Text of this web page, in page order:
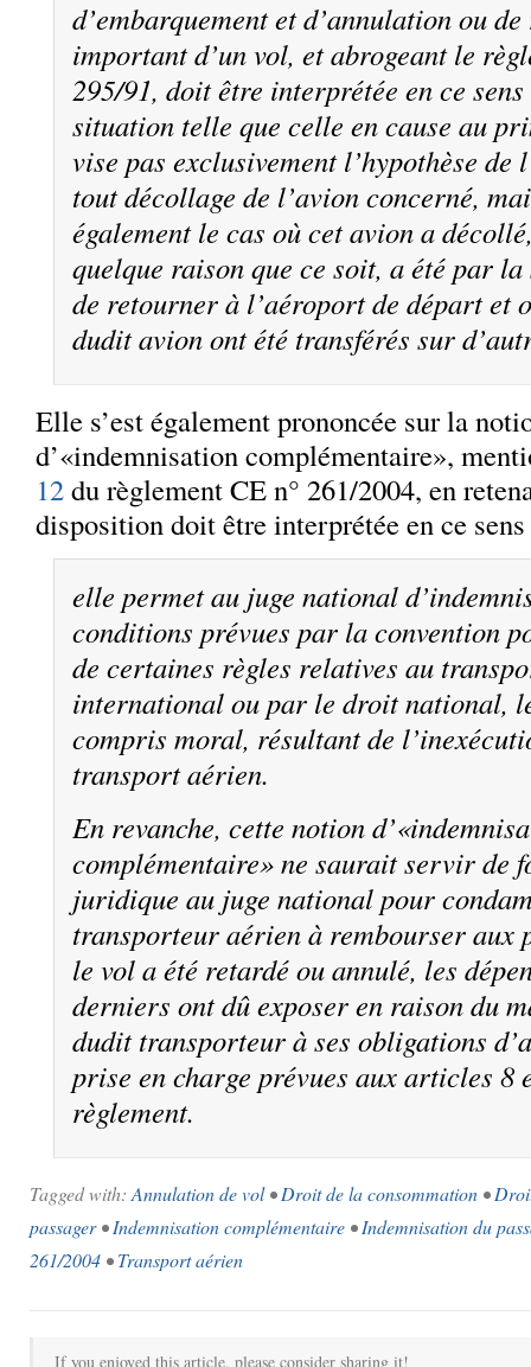
d’embarquement et d’annulation ou
important d’un vol, et abrogeant le
295/91, doit être interprétée en ce
situation telle que celle en cause au
vise pas exclusivement l’hypothèse de
tout décollage de l’avion concerné,
également le cas où cet avion a
quelque raison que ce soit, a été par
de retourner à l’aéroport de départ et
dudit avion ont été transférés sur
Elle s’est également prononcée sur la
d’«indemnisation complémentaire»,
12du règlement CE n° 261/2004, en
disposition doit être interprétée en ce sens
elle permet au juge national
conditions prévues par la convention
de certaines règles relatives au
international ou par le droit national,
compris moral, résultant de
transport aérien.
En revanche, cette notion
complémentaire» ne saurait servir de
juridique au juge national pour
transporteur aérien à rembourser aux
le vol a été retardé ou annulé, les
derniers ont dû exposer en raison du
dudit transporteur à ses obligations
prise en charge prévues aux articles 8
règlement.
Tagged with: Annulation de vol•Droit de la consommation •
passager•Indemnisation complémentaire •Indemnisation du
261/2004 •Transport aérien
If you enjoyed this article, please consider sharing it!